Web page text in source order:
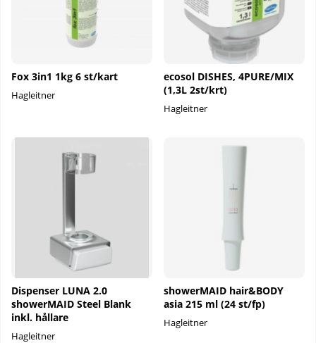
Fox 3in1 1kg 6 st/kart
Hagleitner
ecosol DISHES, 4PURE/MIX
(1,3L 2st/krt)
Hagleitner
Dispenser LUNA 2.0
showerMAID Steel Blank
inkl. hållare
Hagleitner
showerMAID hair&BODY
asia 215 ml (24 st/fp)
Hagleitner